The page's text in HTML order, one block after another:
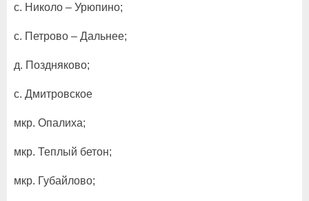
с. Николо – Урюпино;
с. Петрово – Дальнее;
д. Поздняково;
с. Дмитровское
мкр. Опалиха;
мкр. Теплый бетон;
мкр. Губайлово;